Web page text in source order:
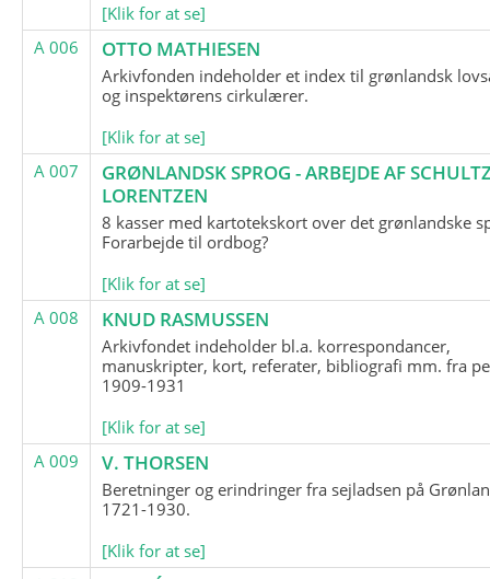
[Klik for at se]
A 006
OTTO MATHIESEN
Arkivfonden indeholder et index til grønlandsk
og inspektørens cirkulærer.
[Klik for at se]
A 007
GRØNLANDSK SPROG - ARBEJDE AF
LORENTZEN
8 kasser med kartotekskort over det grønlandske
Forarbejde til ordbog?
[Klik for at se]
A 008
KNUD RASMUSSEN
Arkivfondet indeholder bl.a. korrespondancer,
manuskripter, kort, referater, bibliografi mm. fra
1909-1931
[Klik for at se]
A 009
V. THORSEN
Beretninger og erindringer fra sejladsen på
1721-1930.
[Klik for at se]